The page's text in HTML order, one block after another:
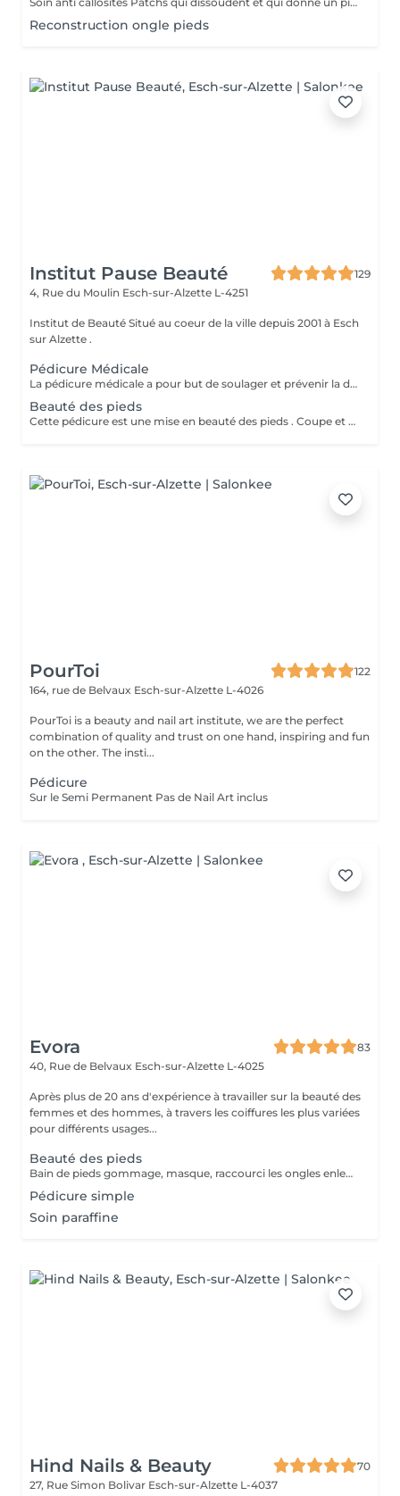
Reconstruction ongle pieds
Institut Pause Beauté
129
4, Rue du Moulin Esch-sur-Alzette L-4251
Institut de Beauté Situé au coeur de la ville depuis 2001 à Esch
sur Alzette .
Pédicure Médicale
La pédicure médicale a pour but de soulager et prévenir la douleur, mais également les effets secondaires des pathologies. Cors, durillons, crevasses ou il-de-perdrix sont ainsi traités par une pédicure médicale. Une séance de pédicure médicale en institut se déroule comme suit : Le pied sera désinfecté à lalcool, puis examiné afin de déterminer quels sont les problèmes à traiter ; Une solution antiseptique et détergente (H.A.C.) sera vaporisée sur les pieds ; Les ongles sont doffice coupés, limés et dégagés sur les côtés; Lablation de cors ou durillons se fait en douceur, à laide dun bistouri ; Un ponçage des talons adoucit la peau ; Une désinfection de lensemble du pied se fait à la fin du traitement ; Le pied est séché puis massé avec une crème naturelle spécifique pour les pieds ; Si des zones de risques dinfection persistent, de la pommade antibiotique Fucidin ® est appliquée. Des mèches sont placées en cas d'ongles incarnés. Plusieurs rendez-vous sont à prévoir pour certaines affections telles que les cors (un rendez-vous 7 jours plus tard). Les durillons, ongles incarnés, ils-de-perdrix demandent une certaine régularité (une fois par mois environ) car leur repousse est douloureuse. A noter que le matériel destiné aux soins plantaires est stérilisé par ultrasons, UV et alcool. Pose Vernis: 10 ( Uniquement après un soin des pieds )
Beauté des pieds
Cette pédicure est une mise en beauté des pieds . Coupe et limage des ongles , nettoyage des replis péri-unguéaux et hydratation. (Sans durillons, ni ongles incarnés, ni corps...)
PourToi
122
164, rue de Belvaux Esch-sur-Alzette L-4026
PourToi is a beauty and nail art institute, we are the perfect
combination of quality and trust on one hand, inspiring and fun
on the other. The insti...
Pédicure
Sur le Semi Permanent Pas de Nail Art inclus
Evora
83
40, Rue de Belvaux Esch-sur-Alzette L-4025
Après plus de 20 ans d'expérience à travailler sur la beauté des
femmes et des hommes, à travers les coiffures les plus variées
pour différents usages...
Beauté des pieds
Bain de pieds gommage, masque, raccourci les ongles enlever toute la peau morte et pour finaliser un massage
Pédicure simple
Soin paraffine
Hind Nails & Beauty
70
27, Rue Simon Bolivar Esch-sur-Alzette L-4037